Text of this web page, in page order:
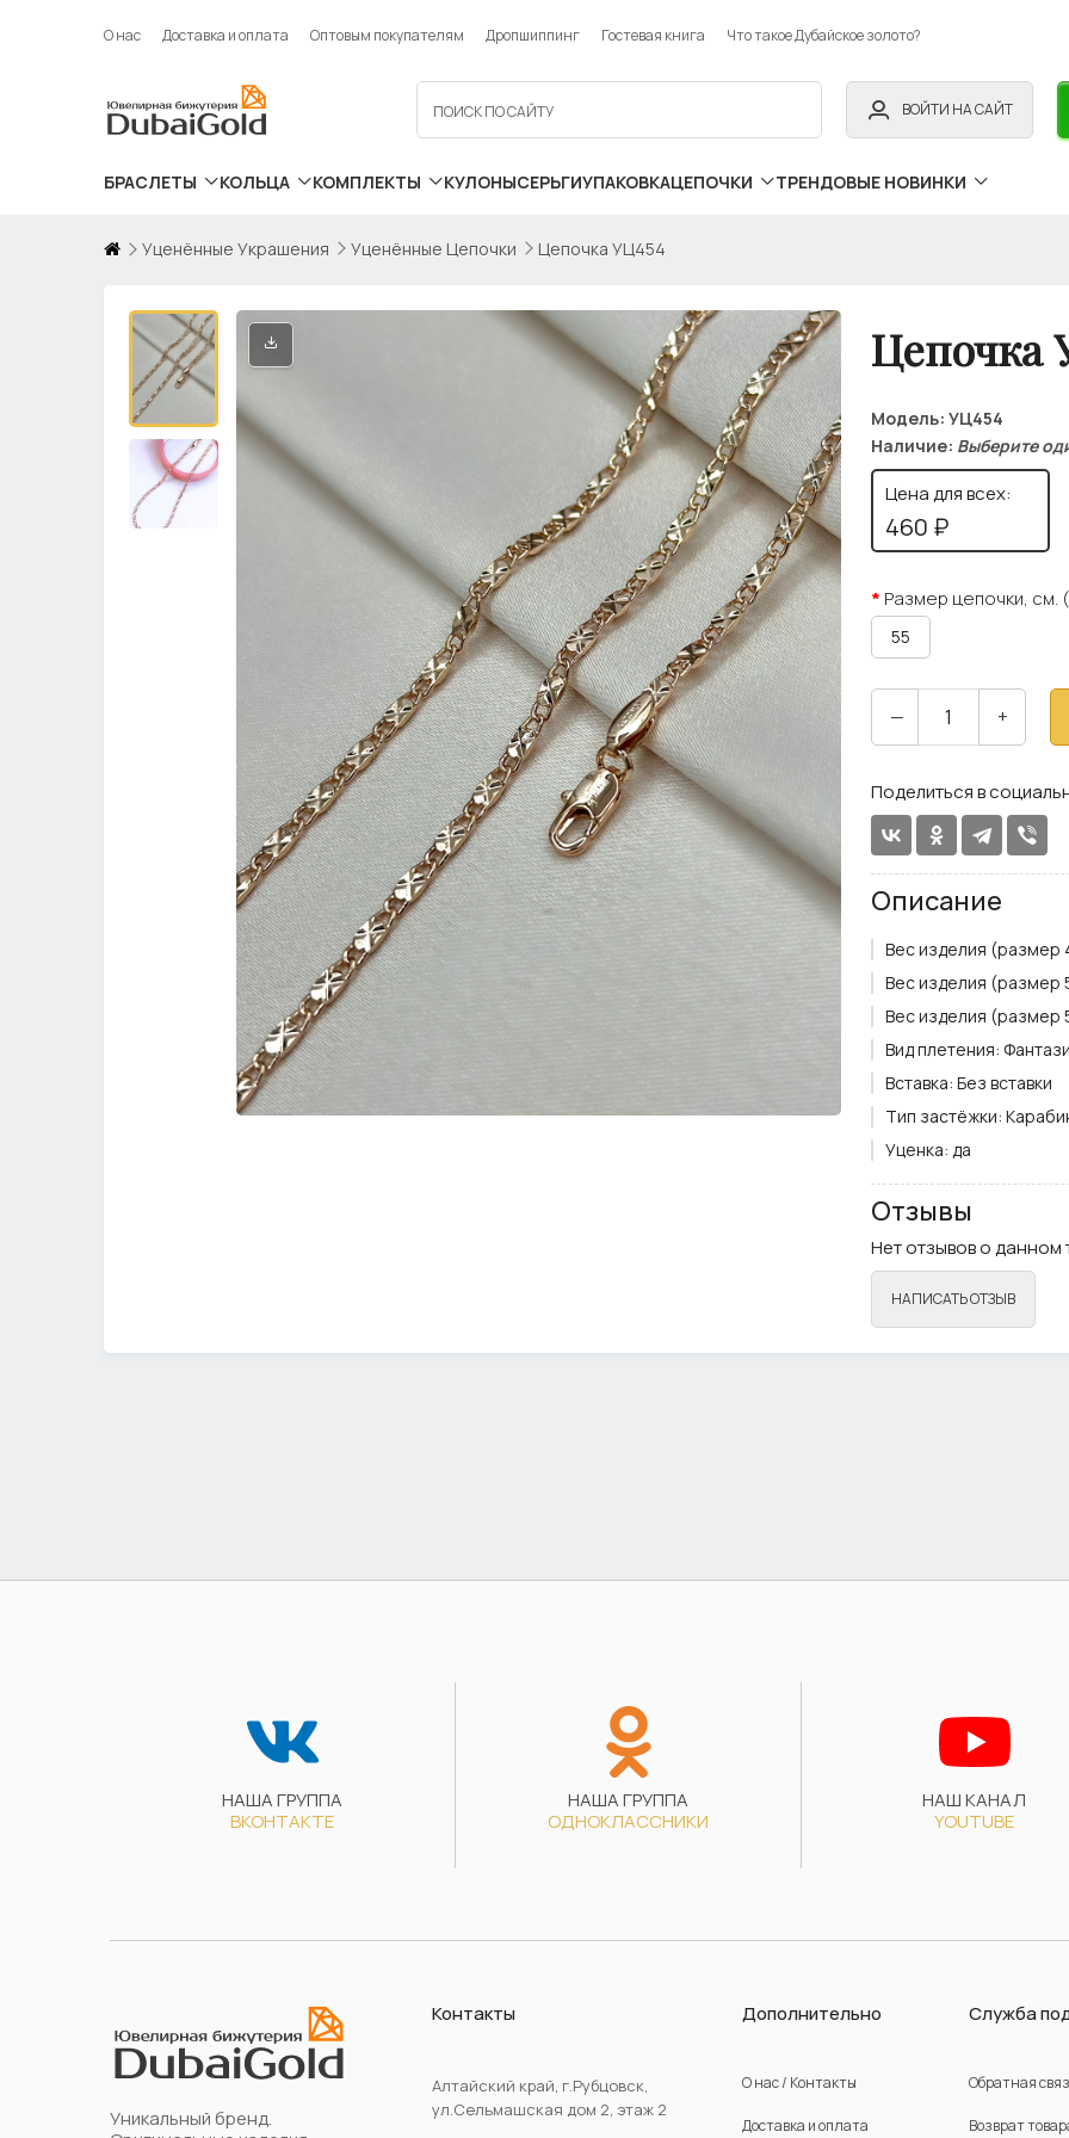
О нас Доставка и оплата Оптовым покупателям Дропшиппинг Гостевая книга Что такое Дубайское золото?
ВОЙТИ НА САЙТ
БРАСЛЕТЫ КОЛЬЦА КОМПЛЕКТЫ КУЛОНЫСЕРЬГИУПАКОВКАЦЕПОЧКИ ТРЕНДОВЫЕ НОВИНКИ
Уценённые Украшения Уценённые Цепочки Цепочка УЦ454
Цепочка
Модель: УЦ454
Наличие: Выберите
Цена для всех:
460 ₽
Размер цепочки, см.
55
— +
Поделиться в
Описание
Вес изделия (размер
Вес изделия (размер
Вес изделия (размер
Вид плетения:
Вставка: Без вставки
Тип застёжки:
Уценка: да
Цвет вставки: нет
Цвет металла:
Ширина плетения, см.:
Отзывы
Нет отзывов о данном
НАПИСАТЬ ОТЗЫВ
НАША ГРУППА
ВКОНТАКТЕ
НАША ГРУППА
ОДНОКЛАССНИКИ
НАШ КАНАЛ
YOUTUBE
Уникальный бренд.
Контакты
Алтайский край, г.Рубцовск,
ул.Сельмашская дом 2, этаж 2
Дополнительно
О нас / Контакты
Доставка и оплата
Служба
Обратная
Возврат